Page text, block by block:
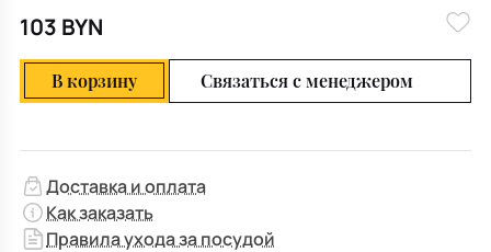
103 BYN
В корзину Связаться с менеджером
Доставка и оплата
Как заказать
Правила ухода за посудой